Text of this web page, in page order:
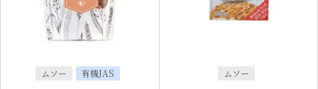
ムソー 有機JAS ムソー